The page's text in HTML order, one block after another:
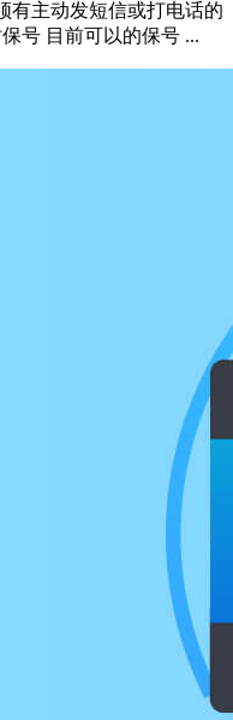
有主动发短信或打电话的
号 目前可以的保号 ...